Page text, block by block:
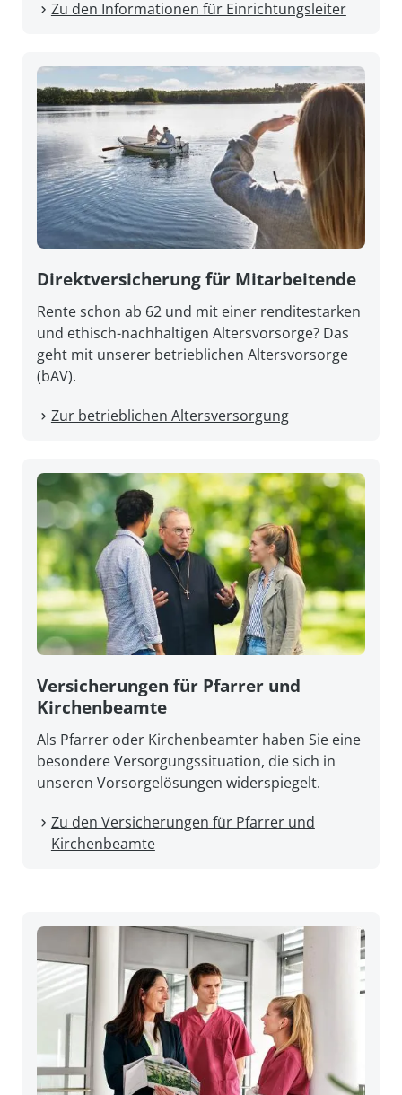
Zu den Informationen für Einrichtungsleiter
Direkt­versicherung für Mitarbeitende
Rente schon ab 62 und mit einer renditestarken
und ethisch-nachhaltigen Altersvorsorge? Das
geht mit unserer betrieblichen Altersvorsorge
(bAV).
Zur betrieblichen Altersversorgung
Versicherungen für Pfarrer und
Kirchenbeamte
Als Pfarrer oder Kirchenbeamter haben Sie eine
besondere Versorgungssituation, die sich in
unseren Vorsorgelösungen widerspiegelt.
Zu den Versicherungen für Pfarrer und
Kirchenbeamte